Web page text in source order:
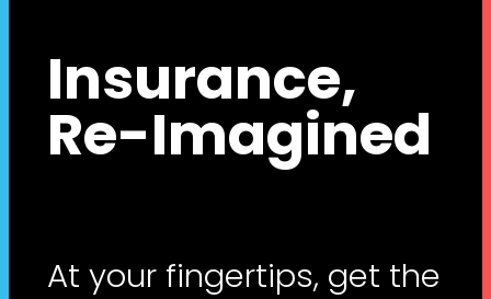
Insurance,
Re-Imagined
At your fingertips, get the